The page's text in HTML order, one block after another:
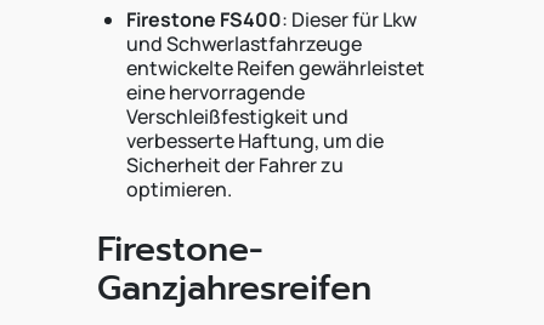
Firestone FS400: Dieser für Lkw
und Schwerlastfahrzeuge
entwickelte Reifen gewährleistet
eine hervorragende
Verschleißfestigkeit und
verbesserte Haftung, um die
Sicherheit der Fahrer zu
optimieren.
Firestone-
Ganzjahresreifen